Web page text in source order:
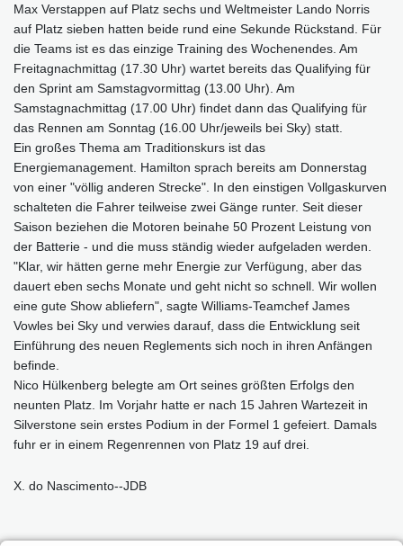
Max Verstappen auf Platz sechs und Weltmeister Lando Norris
auf Platz sieben hatten beide rund eine Sekunde Rückstand. Für
die Teams ist es das einzige Training des Wochenendes. Am
Freitagnachmittag (17.30 Uhr) wartet bereits das Qualifying für
den Sprint am Samstagvormittag (13.00 Uhr). Am
Samstagnachmittag (17.00 Uhr) findet dann das Qualifying für
das Rennen am Sonntag (16.00 Uhr/jeweils bei Sky) statt.
Ein großes Thema am Traditionskurs ist das
Energiemanagement. Hamilton sprach bereits am Donnerstag
von einer "völlig anderen Strecke". In den einstigen Vollgaskurven
schalteten die Fahrer teilweise zwei Gänge runter. Seit dieser
Saison beziehen die Motoren beinahe 50 Prozent Leistung von
der Batterie - und die muss ständig wieder aufgeladen werden.
"Klar, wir hätten gerne mehr Energie zur Verfügung, aber das
dauert eben sechs Monate und geht nicht so schnell. Wir wollen
eine gute Show abliefern", sagte Williams-Teamchef James
Vowles bei Sky und verwies darauf, dass die Entwicklung seit
Einführung des neuen Reglements sich noch in ihren Anfängen
befinde.
Nico Hülkenberg belegte am Ort seines größten Erfolgs den
neunten Platz. Im Vorjahr hatte er nach 15 Jahren Wartezeit in
Silverstone sein erstes Podium in der Formel 1 gefeiert. Damals
fuhr er in einem Regenrennen von Platz 19 auf drei.
X. do Nascimento--JDB